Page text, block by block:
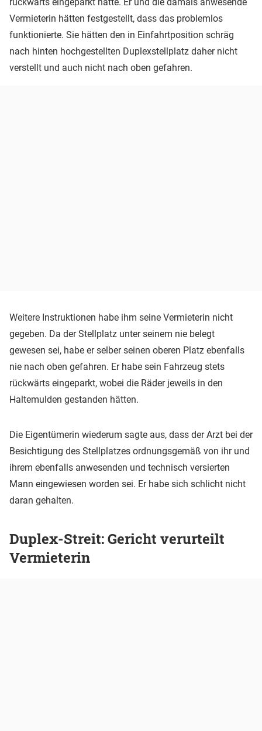
Vermieterin hätten festgestellt, dass das problemlos
funktionierte. Sie hätten den in Einfahrtposition schräg
nach hinten hochgestellten Duplexstellplatz daher nicht
verstellt und auch nicht nach oben gefahren.
Weitere Instruktionen habe ihm seine Vermieterin nicht
gegeben. Da der Stellplatz unter seinem nie belegt
gewesen sei, habe er selber seinen oberen Platz ebenfalls
nie nach oben gefahren. Er habe sein Fahrzeug stets
rückwärts eingeparkt, wobei die Räder jeweils in den
Haltemulden gestanden hätten.
Die Eigentümerin wiederum sagte aus, dass der Arzt bei der
Besichtigung des Stellplatzes ordnungsgemäß von ihr und
ihrem ebenfalls anwesenden und technisch versierten
Mann eingewiesen worden sei. Er habe sich schlicht nicht
daran gehalten.
Duplex-Streit: Gericht verurteilt
Vermieterin